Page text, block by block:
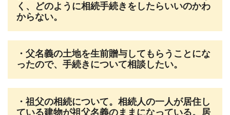
く、どのように相続手続きをしたらいいのかわ
からない。
・父名義の土地を生前贈与してもらうことにな
ったので、手続きについて相談したい。
・祖父の相続について。相続人の一人が居住し
ている建物が祖父名義のままになっている。居